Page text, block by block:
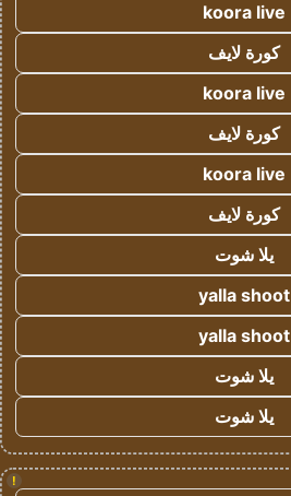
koora live
كورة لايف
koora live
كورة لايف
koora live
كورة لايف
يلا شوت
yalla shoot
yalla shoot
يلا شوت
يلا شوت
!